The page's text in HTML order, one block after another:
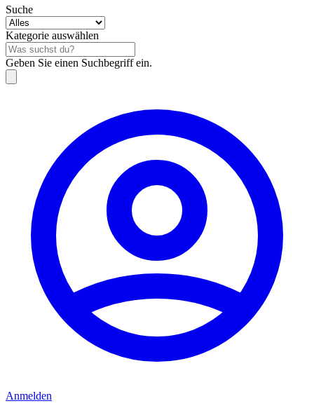
Suche
Kategorie auswählen
Geben Sie einen Suchbegriff ein.
Anmelden